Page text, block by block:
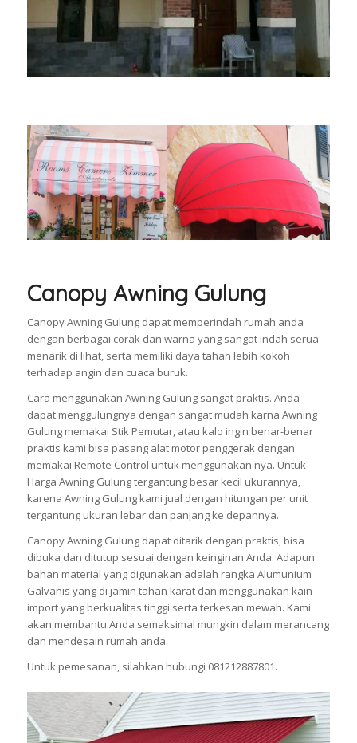
Canopy Awning Gulung
Canopy Awning Gulung dapat memperindah rumah anda
dengan berbagai corak dan warna yang sangat indah serua
menarik di lihat, serta memiliki daya tahan lebih kokoh
terhadap angin dan cuaca buruk.
Cara menggunakan Awning Gulung sangat praktis. Anda
dapat menggulungnya dengan sangat mudah karna Awning
Gulung memakai Stik Pemutar, atau kalo ingin benar-benar
praktis kami bisa pasang alat motor penggerak dengan
memakai Remote Control untuk menggunakan nya. Untuk
Harga Awning Gulung tergantung besar kecil ukurannya,
karena Awning Gulung kami jual dengan hitungan per unit
tergantung ukuran lebar dan panjang ke depannya.
Canopy Awning Gulung dapat ditarik dengan praktis, bisa
dibuka dan ditutup sesuai dengan keinginan Anda. Adapun
bahan material yang digunakan adalah rangka Alumunium
Galvanis yang di jamin tahan karat dan menggunakan kain
import yang berkualitas tinggi serta terkesan mewah. Kami
akan membantu Anda semaksimal mungkin dalam merancang
dan mendesain rumah anda.
Untuk pemesanan, silahkan hubungi 081212887801.